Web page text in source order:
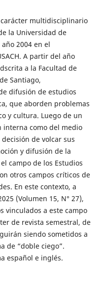
multidisciplinario
la Universidad de
2004 en el
A partir del año
a la Facultad de
Santiago,
difusión de estudios
que aborden problemas
y cultura. Luego de un
interna como del medio
de volcar sus
y difusión de la
campo de los Estudios
otros campos críticos de
En este contexto, a
(Volumen 15, N° 27),
vinculados a este campo
de revista semestral, de
siendo sometidos a
de “doble ciego”.
español e inglés.